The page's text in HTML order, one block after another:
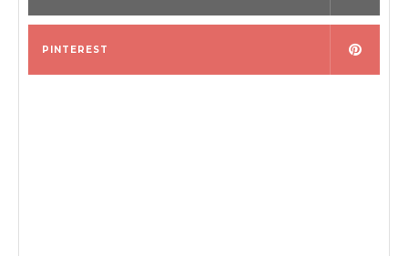
PINTEREST